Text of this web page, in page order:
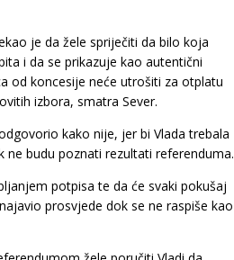
je da žele spriječiti da bilo koja
i da se prikazuje kao autentični
od koncesije neće utrošiti za otplatu
izbora, smatra Sever.
kako nije, jer bi Vlada trebala
budu poznati rezultati referenduma.
potpisa te da će svaki pokušaj
prosvjede dok se ne raspiše kao